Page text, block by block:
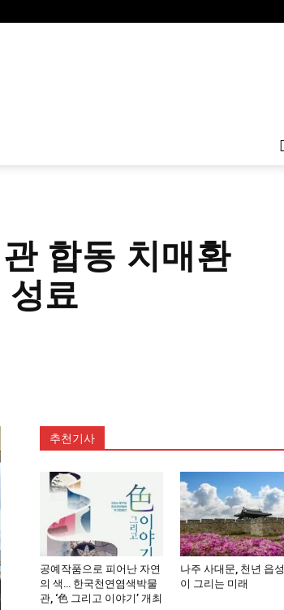
합동 치매환
성료
추천기사
공예작품으로 피어난 자연
의 색… 한국천연염색박물
관, ‘色 그리고 이야기’ 개최
나주 사대문, 천년 읍성
이 그리는 미래